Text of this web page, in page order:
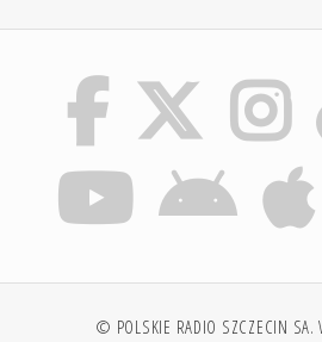
© POLSKIE RADIO SZCZECIN SA.